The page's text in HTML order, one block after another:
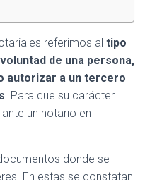
referimos al tipo
de una persona,
autorizar a un tercero
. Para que su carácter
un notario en
donde se
En estas se constatan